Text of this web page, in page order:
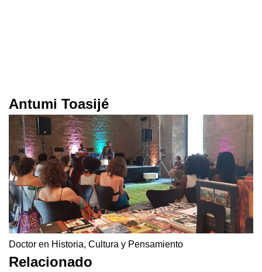
Antumi Toasijé
Doctor en Historia, Cultura y Pensamiento
Relacionado